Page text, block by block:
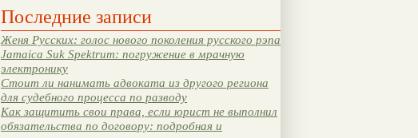
Последние записи
Женя Русских: голос нового поколения русского рэпа
Jamaica Suk Spektrum: погружение в мрачную
электронику
Стоит ли нанимать адвоката из другого региона
для судебного процесса по разводу
Как защитить свои права, если юрист не выполнил
обязательства по договору: подробная и